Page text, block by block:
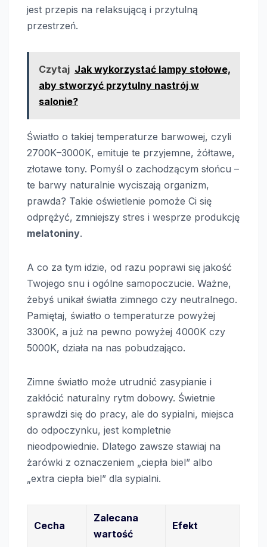
jest przepis na relaksującą i przytulną
przestrzeń.
Czytaj Jak wykorzystać lampy stołowe,
aby stworzyć przytulny nastrój w
salonie?
Światło o takiej temperaturze barwowej, czyli
2700K–3000K, emituje te przyjemne, żółtawe,
złotawe tony. Pomyśl o zachodzącym słońcu –
te barwy naturalnie wyciszają organizm,
prawda? Takie oświetlenie pomoże Ci się
odprężyć, zmniejszy stres i wesprze produkcję
melatoniny.
A co za tym idzie, od razu poprawi się jakość
Twojego snu i ogólne samopoczucie. Ważne,
żebyś unikał światła zimnego czy neutralnego.
Pamiętaj, światło o temperaturze powyżej
3300K, a już na pewno powyżej 4000K czy
5000K, działa na nas pobudzająco.
Zimne światło może utrudnić zasypianie i
zakłócić naturalny rytm dobowy. Świetnie
sprawdzi się do pracy, ale do sypialni, miejsca
do odpoczynku, jest kompletnie
nieodpowiednie. Dlatego zawsze stawiaj na
żarówki z oznaczeniem „ciepła biel” albo
„extra ciepła biel” dla sypialni.
Cecha
Zalecana
wartość
Efekt